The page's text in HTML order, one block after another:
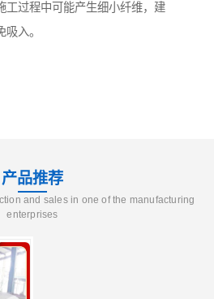
工过程中可能产生细小纤维，建
入。
产品推荐
and sales in one of the manufacturing
enterprises